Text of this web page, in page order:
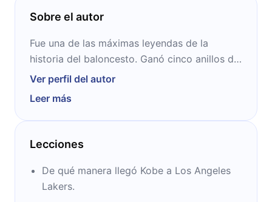
Sobre el autor
Fue una de las máximas leyendas de la
historia del baloncesto. Ganó cinco anillos de
la NBA con Los Angeles Lakers, además de
cancha, siempre tuvo una mirada cosmopolita
por haber sido criado en Italia. Una vez
retirado consiguió el premio Oscar por su
los 41 años.
Ver perfil del autor
Leer más
Lecciones
De qué manera llegó Kobe a Los Angeles
Lakers.